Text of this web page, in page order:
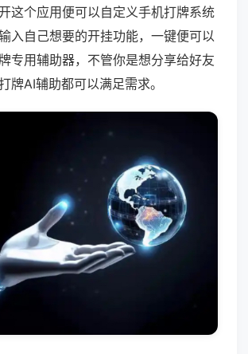
这个应用便可以自定义手机打牌系统
入自己想要的开挂功能，一键便可以
专用辅助器，不管你是想分享给好友
牌AI辅助都可以满足需求。